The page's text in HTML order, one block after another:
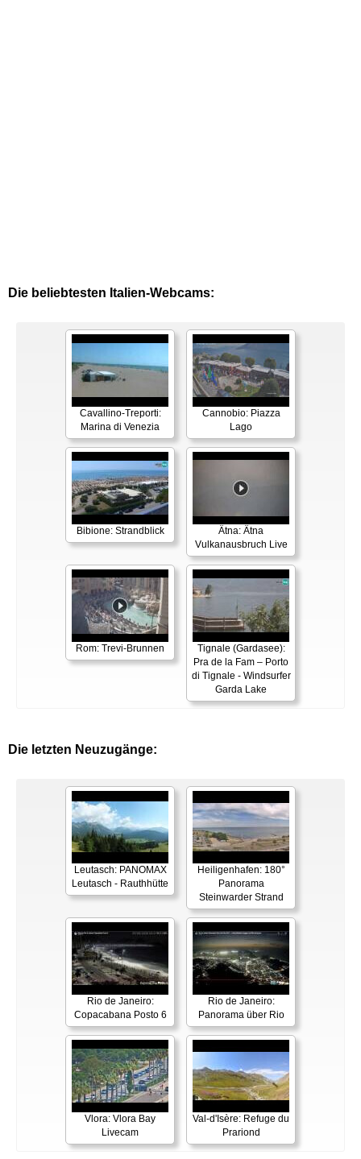
Die beliebtesten Italien-Webcams:
Cavallino-Treporti:
Marina di Venezia
Cannobio: Piazza
Lago
Bibione: Strandblick
Ätna: Ätna
Vulkanausbruch Live
Rom: Trevi-Brunnen
Tignale (Gardasee):
Pra de la Fam – Porto
di Tignale - Windsurfer
Garda Lake
Die letzten Neuzugänge:
Leutasch: PANOMAX
Leutasch - Rauthhütte
Heiligenhafen: 180°
Panorama
Steinwarder Strand
Rio de Janeiro:
Copacabana Posto 6
Rio de Janeiro:
Panorama über Rio
Vlora: Vlora Bay
Livecam
Val-d'Isère: Refuge du
Prariond